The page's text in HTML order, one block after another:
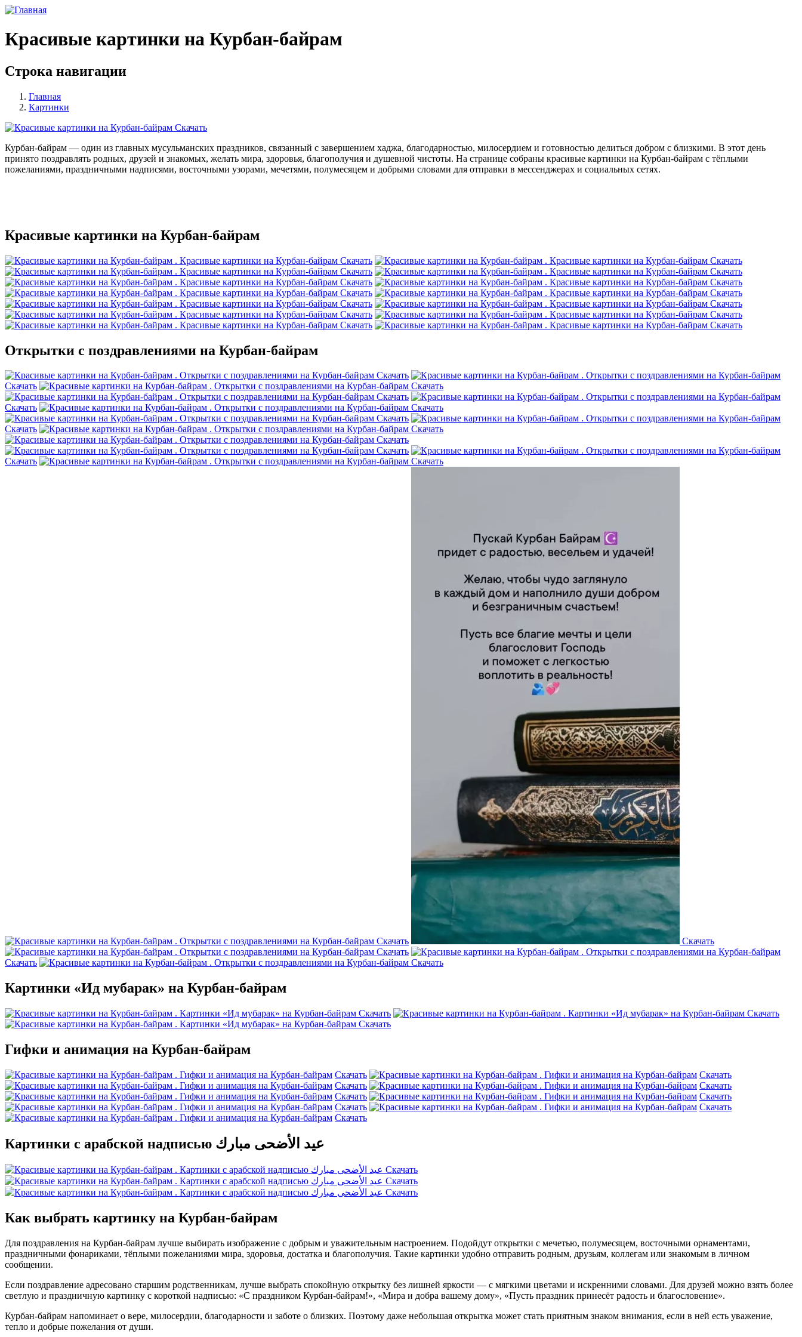
Красивые картинки на Курбан-байрам
Строка навигации
Главная
Картинки
Скачать
Курбан-байрам — один из главных мусульманских праздников, связанный с завершением хаджа, благодарностью, милосердием и готовностью делиться добром с близкими. В этот день
принято поздравлять родных, друзей и знакомых, желать мира, здоровья, благополучия и душевной чистоты. На странице собраны красивые картинки на Курбан-байрам с тёплыми
пожеланиями, праздничными надписями, восточными узорами, мечетями, полумесяцем и добрыми словами для отправки в мессенджерах и социальных сетях.
Красивые картинки на Курбан-байрам
Скачать
Скачать
Скачать
Скачать
Скачать
Скачать
Скачать
Скачать
Скачать
Скачать
Скачать
Скачать
Скачать
Скачать
Открытки с поздравлениями на Курбан-байрам
Скачать
Скачать
Скачать
Скачать
Скачать
Скачать
Скачать
Скачать
Скачать
Скачать
Скачать
Скачать
Скачать
Скачать
Скачать
Скачать
Скачать
Скачать
Картинки «Ид мубарак» на Курбан-байрам
Скачать
Скачать
Скачать
Гифки и анимация на Курбан-байрам
Скачать
Скачать
Скачать
Скачать
Скачать
Скачать
Скачать
Скачать
Скачать
Картинки с арабской надписью عيد الأضحى مبارك
Скачать
Скачать
Скачать
Как выбрать картинку на Курбан-байрам
Для поздравления на Курбан-байрам лучше выбирать изображение с добрым и уважительным настроением. Подойдут открытки с мечетью, полумесяцем, восточными орнаментами,
праздничными фонариками, тёплыми пожеланиями мира, здоровья, достатка и благополучия. Такие картинки удобно отправить родным, друзьям, коллегам или знакомым в личном
сообщении.
Если поздравление адресовано старшим родственникам, лучше выбрать спокойную открытку без лишней яркости — с мягкими цветами и искренними словами. Для друзей можно взять более
светлую и праздничную картинку с короткой надписью: «С праздником Курбан-байрам!», «Мира и добра вашему дому», «Пусть праздник принесёт радость и благословение».
Курбан-байрам напоминает о вере, милосердии, благодарности и заботе о близких. Поэтому даже небольшая открытка может стать приятным знаком внимания, если в ней есть уважение,
тепло и добрые пожелания от души.